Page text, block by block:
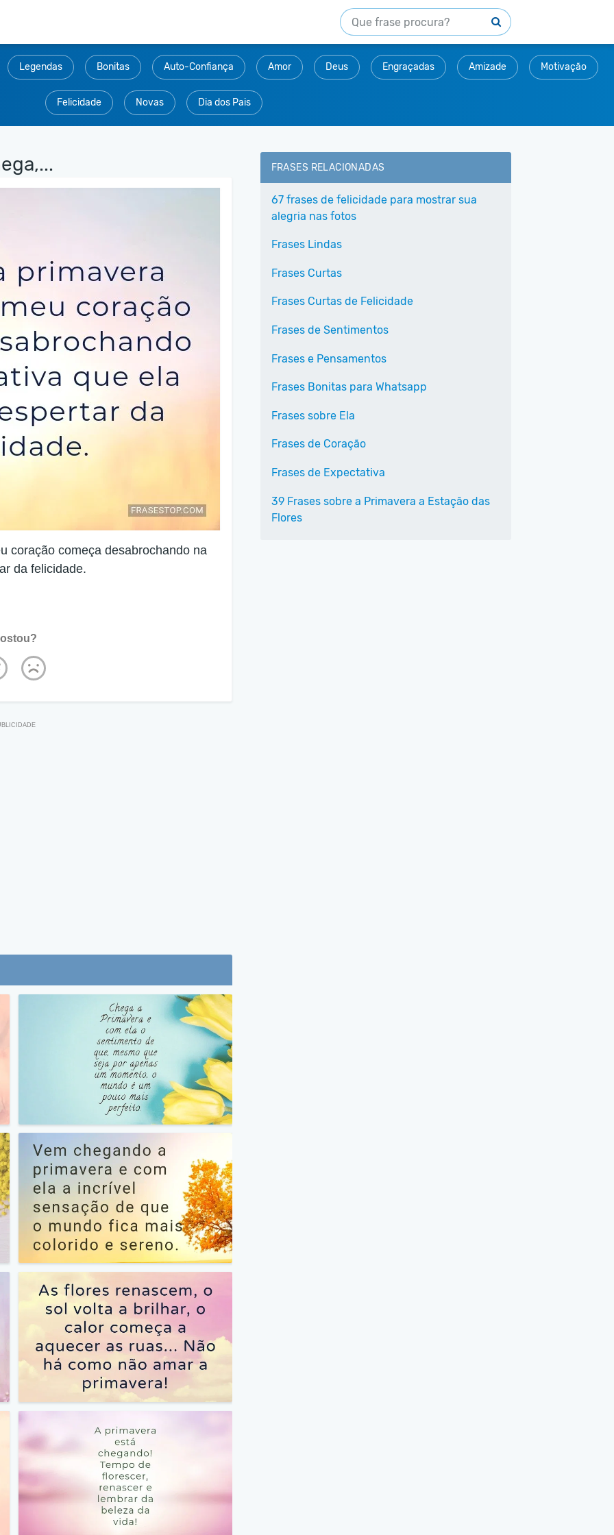
Legendas Bonitas Auto-Confiança Amor Deus Engraçadas Amizade Motivação
Felicidade Novas Dia dos Pais
coração começa desabrochando na
da felicidade.
FRASES RELACIONADAS
67 frases de felicidade para mostrar sua
alegria nas fotos
Frases Lindas
Frases Curtas
Frases Curtas de Felicidade
Frases de Sentimentos
Frases e Pensamentos
Frases Bonitas para Whatsapp
Frases sobre Ela
Frases de Coração
Frases de Expectativa
39 Frases sobre a Primavera a Estação das
Flores